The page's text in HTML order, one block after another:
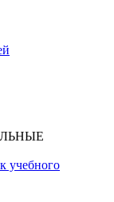
учебного